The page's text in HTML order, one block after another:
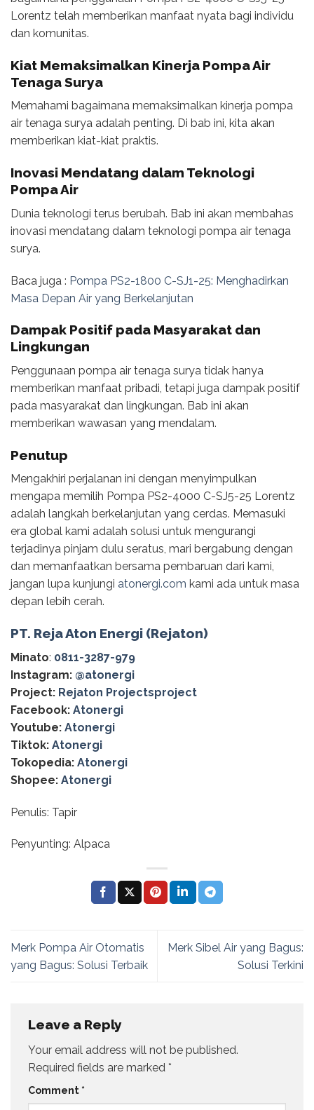
Lorentz telah memberikan manfaat nyata bagi individu
dan komunitas.
Kiat Memaksimalkan Kinerja Pompa Air
Tenaga Surya
Memahami bagaimana memaksimalkan kinerja pompa
air tenaga surya adalah penting. Di bab ini, kita akan
memberikan kiat-kiat praktis.
Inovasi Mendatang dalam Teknologi
Pompa Air
Dunia teknologi terus berubah. Bab ini akan membahas
inovasi mendatang dalam teknologi pompa air tenaga
surya.
Baca juga : Pompa PS2-1800 C-SJ1-25: Menghadirkan
Masa Depan Air yang Berkelanjutan
Dampak Positif pada Masyarakat dan
Lingkungan
Penggunaan pompa air tenaga surya tidak hanya
memberikan manfaat pribadi, tetapi juga dampak positif
pada masyarakat dan lingkungan. Bab ini akan
memberikan wawasan yang mendalam.
Penutup
Mengakhiri perjalanan ini dengan menyimpulkan
mengapa memilih Pompa PS2-4000 C-SJ5-25 Lorentz
adalah langkah berkelanjutan yang cerdas. Memasuki
era global kami adalah solusi untuk mengurangi
terjadinya pinjam dulu seratus, mari bergabung dengan
dan memanfaatkan bersama pembaruan dari kami,
jangan lupa kunjungi atonergi.com kami ada untuk masa
depan lebih cerah.
PT. Reja Aton Energi (Rejaton)
Minato: 0811-3287-979
Instagram: @‌atonergi
Project: Rejaton Projectsproject
Facebook: Atonergi
Youtube: Atonergi
Tiktok: Atonergi
Tokopedia: Atonergi
Shopee: Atonergi
Penulis: Tapir
Penyunting: Alpaca
Merk Pompa Air Otomatis
yang Bagus: Solusi Terbaik
Merk Sibel Air yang Bagus:
Solusi Terkini
Leave a Reply
Your email address will not be published.
Required fields are marked *
Comment *